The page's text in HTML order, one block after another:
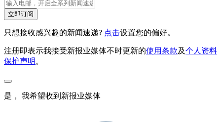
立即订阅
只想接收感兴趣的新闻速递? 点击设置您的偏好。
注册即表示我接受新报业媒体不时更新的使用条款及个人资料
保护声明 。
是， 我希望收到新报业媒体